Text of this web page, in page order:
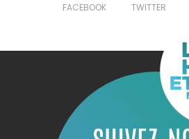
FACEBOOK
TWITTER